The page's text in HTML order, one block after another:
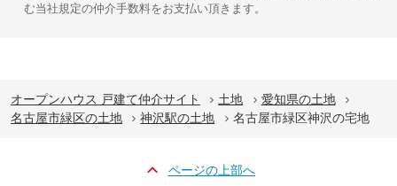
む当社規定の仲介手数料をお支払い頂きます。
オープンハウス 戸建て仲介サイト 土地
愛知県の土地
名古屋市緑区の土地
神沢駅の土地 名古屋市緑区神沢の宅地
ページの上部へ